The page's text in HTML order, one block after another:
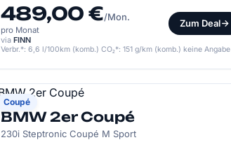
489,00 €/Mon.
pro Monat
Zum Deal
via FINN
Verbr.*: 6,6 l/100km (komb.) CO₂*: 151 g/km (komb.) keine Angabe
Coupé
BMW
BMW 2er Coupé
230i Steptronic Coupé M Sport